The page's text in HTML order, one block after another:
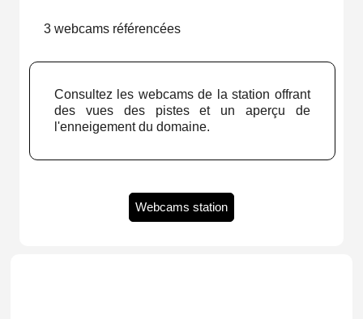
3 webcams référencées
Consultez les webcams de la station offrant
des vues des pistes et un aperçu de
l'enneigement du domaine.
Webcams station